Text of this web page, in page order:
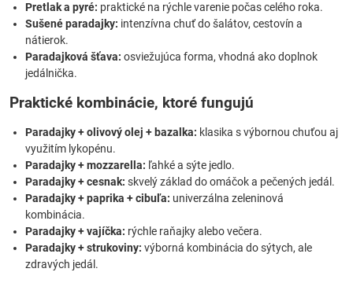
Pretlak a pyré: praktické na rýchle varenie počas celého roka.
Sušené paradajky: intenzívna chuť do šalátov, cestovín a
nátierok.
Paradajková šťava: osviežujúca forma, vhodná ako doplnok
jedálnička.
Praktické kombinácie, ktoré fungujú
Paradajky + olivový olej + bazalka: klasika s výbornou chuťou aj
využitím lykopénu.
Paradajky + mozzarella: ľahké a sýte jedlo.
Paradajky + cesnak: skvelý základ do omáčok a pečených jedál.
Paradajky + paprika + cibuľa: univerzálna zeleninová
kombinácia.
Paradajky + vajíčka: rýchle raňajky alebo večera.
Paradajky + strukoviny: výborná kombinácia do sýtych, ale
zdravých jedál.